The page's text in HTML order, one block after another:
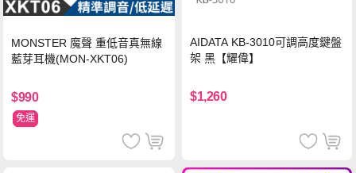
MONSTER 魔聲 重低音真無線
藍芽耳機(MON-XKT06)
$990
免運
AIDATA KB-3010可調高度鍵盤
架 黑【耀偉】
$1,260